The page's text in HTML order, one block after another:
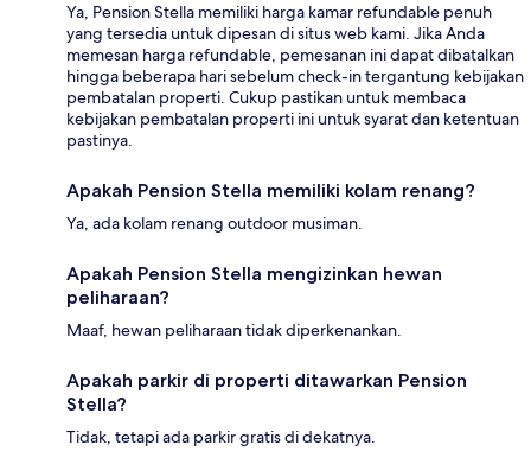
Ya, Pension Stella memiliki harga kamar refundable penuh
yang tersedia untuk dipesan di situs web kami. Jika Anda
memesan harga refundable, pemesanan ini dapat dibatalkan
hingga beberapa hari sebelum check-in tergantung kebijakan
pembatalan properti. Cukup pastikan untuk membaca
kebijakan pembatalan properti ini untuk syarat dan ketentuan
pastinya.
Apakah Pension Stella memiliki kolam renang?
Ya, ada kolam renang outdoor musiman.
Apakah Pension Stella mengizinkan hewan
peliharaan?
Maaf, hewan peliharaan tidak diperkenankan.
Apakah parkir di properti ditawarkan Pension
Stella?
Tidak, tetapi ada parkir gratis di dekatnya.